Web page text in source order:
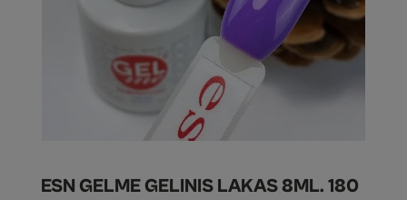
ESN GELME GELINIS LAKAS 8ML. 180